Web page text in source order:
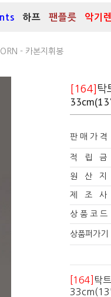
하프 팬플릇 악기
- 카본지휘봉
[164] 탁
판 매 가 격
적 립 금
원 산 지
제 조 사
상 품 코 드
상품퍼가기
[164] 탁